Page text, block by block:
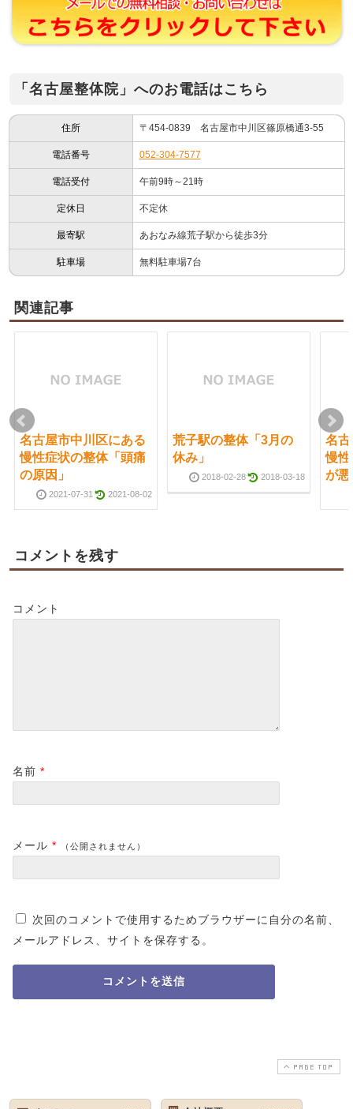
「名古屋整体院」へのお電話はこちら
住所 〒454-0839 名古屋市中川区篠原橋通3-55
電話番号 052-304-7577
電話受付 午前9時～21時
定休日 不定休
最寄駅 あおなみ線荒子駅から徒歩3分
駐車場 無料駐車場7台
関連記事
名古屋市中川区にある
慢性症状の整体「頭痛
の原因」
2021-07-31 2021-08-02
荒子駅の整体「3月の
休み」
2018-02-28 2018-03-18
名
慢
が
コメントを残す
コメント
名前 *
メール * （公開されません）
次回のコメントで使用するためブラウザーに自分の名前、
メールアドレス、サイトを保存する。
PAGE TOP